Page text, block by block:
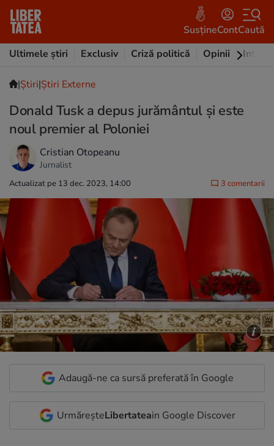
SusțineContCaută
Ultimele știri
Exclusiv Criză politică Opinii
|Ştiri|Știri Externe
Donald Tusk a depus jurământul şi este
noul premier al Poloniei
Cristian Otopeanu
Jurnalist
Actualizat pe 13 dec. 2023, 14:00 3 comentarii
Adaugă-ne ca sursă preferată în Google
UrmăreșteLibertateain Google Discover